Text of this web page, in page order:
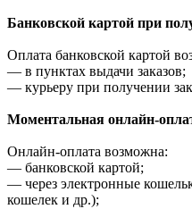
Банковской картой при
Оплата банковской картой
— в пунктах выдачи заказов;
— курьеру при получении
Моментальная онлайн-
Онлайн-оплата возможна:
— банковской картой;
— через электронные
кошелек и др.);